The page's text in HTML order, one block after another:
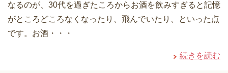
なるのが、30代を過ぎたころからお酒を飲みすぎると記憶
がところどころなくなったり、飛んでいたり、といった点
です。お酒・・・
続きを読む